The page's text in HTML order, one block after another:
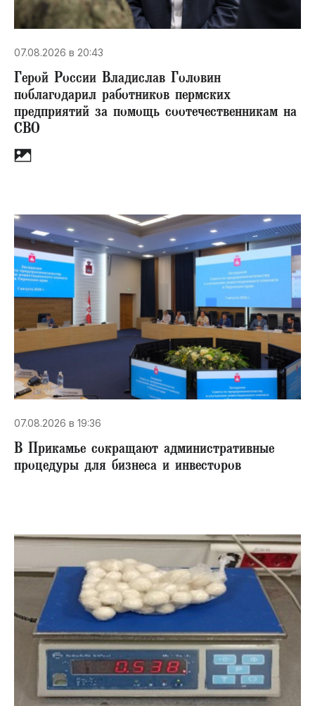
07.08.2026 в 20:43
Герой России Владислав Головин
поблагодарил работников пермских
предприятий за помощь соотечественникам на
СВО
07.08.2026 в 19:36
В Прикамье сокращают административные
процедуры для бизнеса и инвесторов